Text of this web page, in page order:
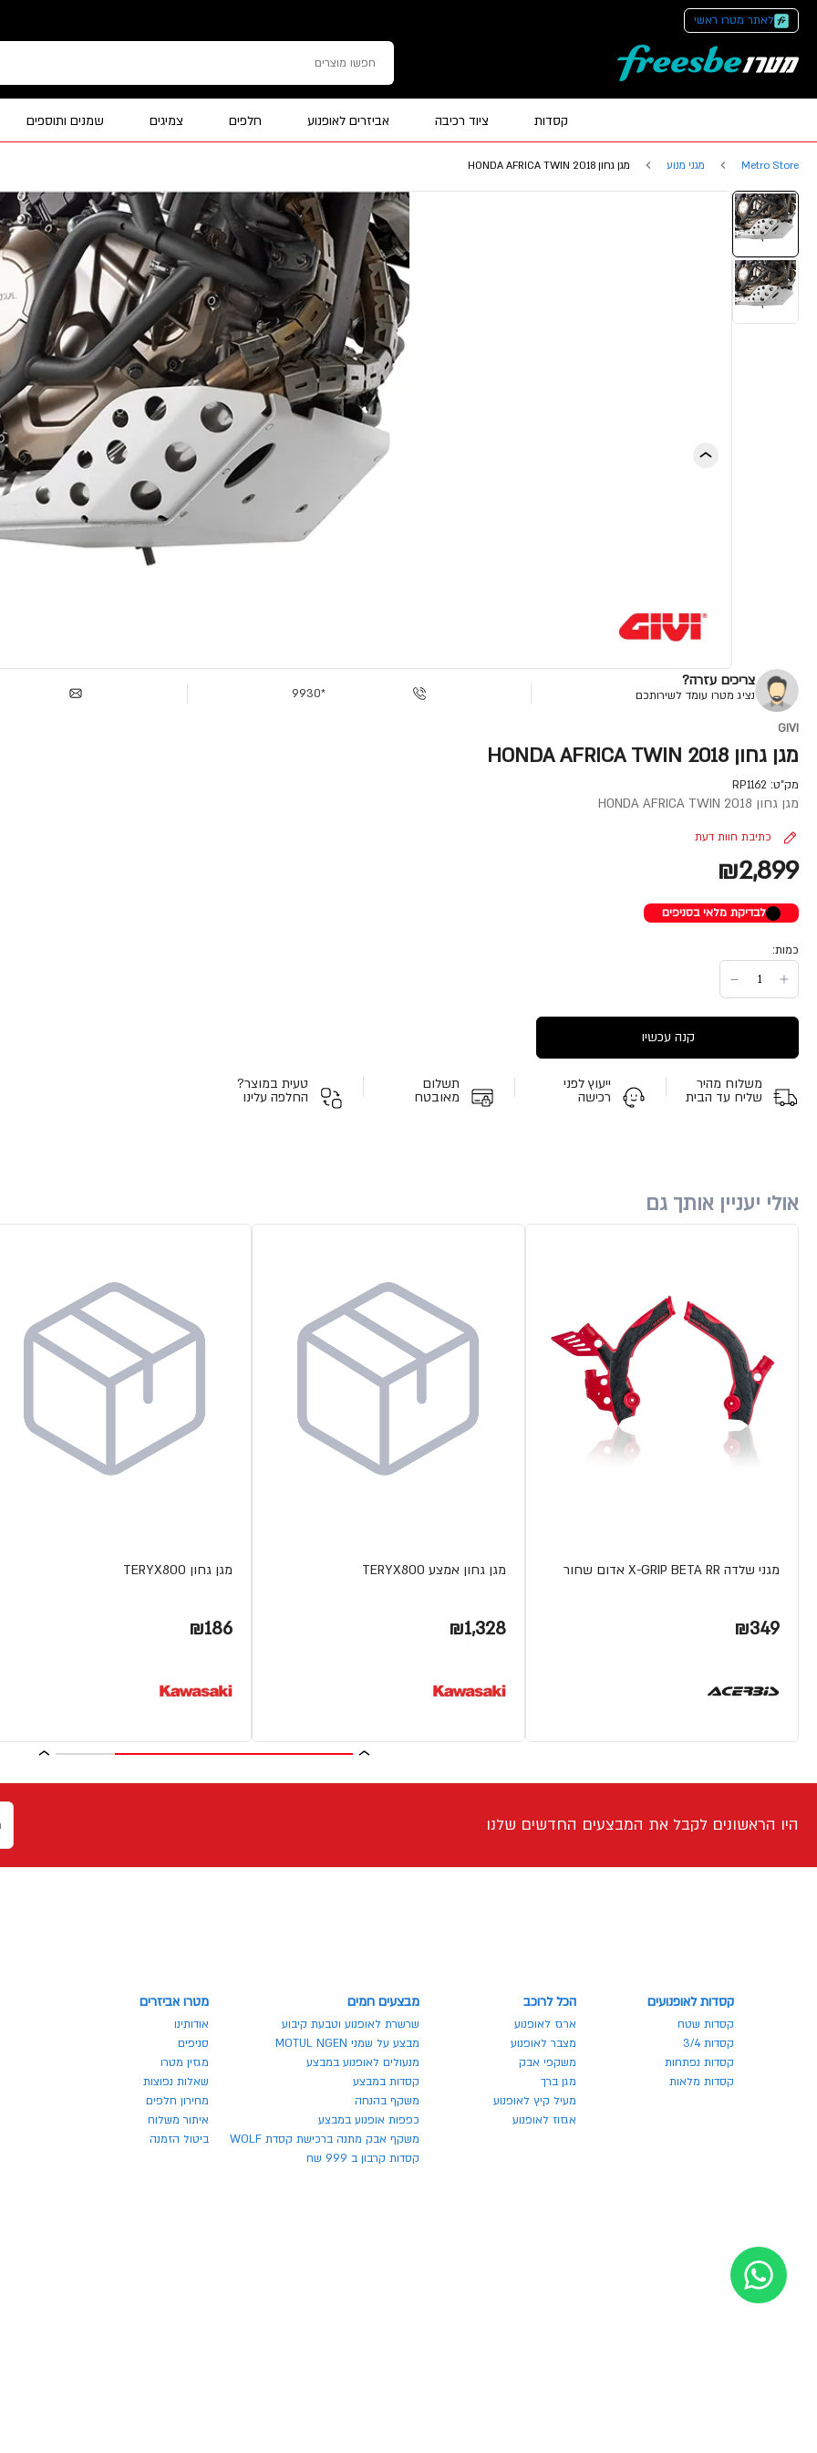
לאתר מטרו ראשי
קסדות ציוד רכיבה אביזרים לאופנוע חלפים צמיגים שמנים ותוספים
Metro Store מגני מנוע מגן גחון HONDA AFRICA TWIN 2018
צריכים עזרה?
נציג מטרו עומד לשירותכם *9930
GIVI
מגן גחון HONDA AFRICA TWIN 2018
מק"ט: RP1162
מגן גחון HONDA AFRICA TWIN 2018
כתיבת חוות דעת
₪2,899
לבדיקת מלאי בסניפים
כמות:
קנה עכשיו
משלוח מהיר
שליח עד הבית
ייעוץ לפני
רכישה
תשלום
מאובטח
טעית במוצר?
החלפה עלינו
אולי יעניין אותך גם
מגני שלדה X-GRIP BETA RR אדום שחור
₪349
מגן גחון אמצע TERYX800
₪1,328
מגן גחון TERYX800
₪186
היו הראשונים לקבל את המבצעים החדשים שלנו
קסדות לאופנועים
קסדות שטח
קסדות 3/4
קסדות נפתחות
קסדות מלאות
הכל לרוכב
ארגז לאופנוע
מצבר לאופנוע
משקפי אבק
מגן ברך
מעיל קיץ לאופנוע
אגזוז לאופנוע
מבצעים חמים
שרשרת לאופנוע וטבעת קיבוע
מבצע על שמני MOTUL NGEN
מנעולים לאופנוע במבצע
קסדות במבצע
משקף בהנחה
כפפות אופנוע במבצע
משקף אבק מתנה ברכישת קסדת WOLF
קסדות קרבון ב 999 שח
מטרו אביזרים
אודותינו
סניפים
מגזין מטרו
שאלות נפוצות
מחירון חלפים
איתור משלוח
ביטול הזמנה